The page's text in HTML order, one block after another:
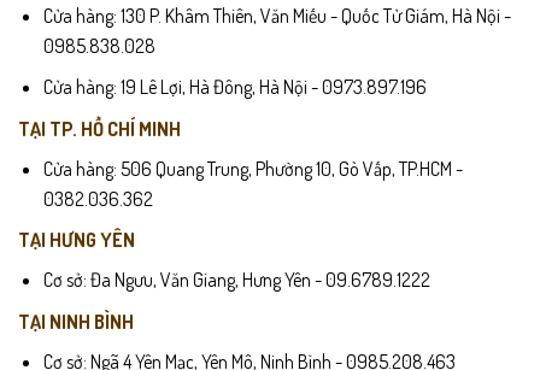
Cửa hàng: 130 P. Khâm Thiên, Văn Miếu - Quốc Tử Giám, Hà Nội -
0985.838.028
Cửa hàng: 19 Lê Lợi, Hà Đông, Hà Nội - 0973.897.196
TẠI TP. HỒ CHÍ MINH
Cửa hàng: 506 Quang Trung, Phường 10, Gò Vấp, TP.HCM -
0382.036.362
TẠI HƯNG YÊN
Cơ sở: Đa Ngưu, Văn Giang, Hưng Yên - 09.6789.1222
TẠI NINH BÌNH
Cơ sở: Ngã 4 Yên Mạc, Yên Mô, Ninh Bình - 0985.208.463